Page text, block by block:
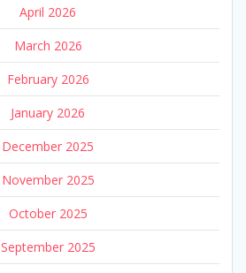
April 2026
March 2026
February 2026
January 2026
December 2025
November 2025
October 2025
September 2025